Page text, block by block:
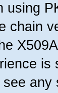
using
chain
is
any